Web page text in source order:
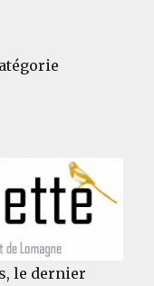
le dernier